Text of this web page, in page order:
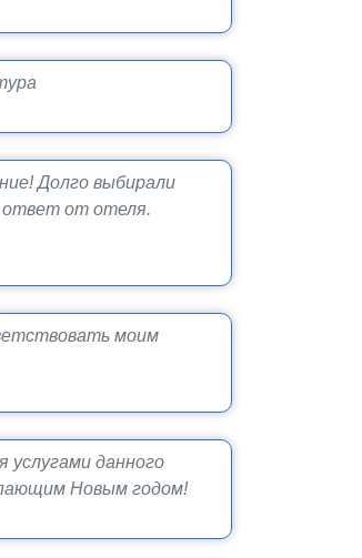
Долго выбирали
ответ от отеля.
моим
данного
Новым годом!